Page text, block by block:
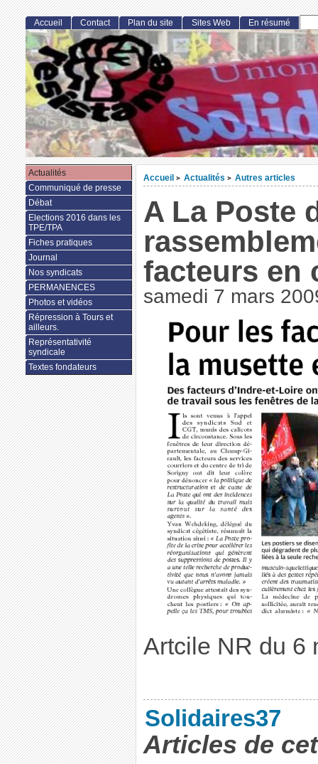
Accueil > Actualités > Autres articles
A La Poste
facteurs en
samedi 7 mars
Artcile NR du 6
Solidaires37
Articles de
Accueil Contact Plan du site Sites Web En résumé
Actualités
Communiqué de presse
Débat
Elections 2016 dans les
TPE/TPA
Fiches pratiques
Journal
Nos syndicats
PERMANENCES
Photos et vidéos
Répression à Tours et
ailleurs.
Représentativité
syndicale
Textes fondateurs